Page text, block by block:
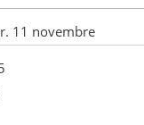
11 novembre